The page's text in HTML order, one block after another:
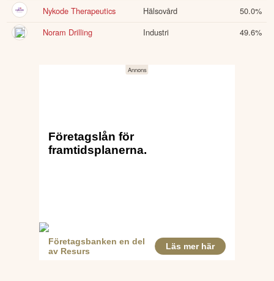
Nykode Therapeutics
Hälsovård 50.0%
Noram Drilling
Industri 49.6%